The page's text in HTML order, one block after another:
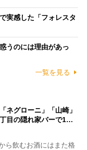
実感した「フォレスタ
うのには理由があっ
一覧を見る
ネグローニ」「山崎」
目の隠れ家バーで1…
ら飲むお酒にはまた格